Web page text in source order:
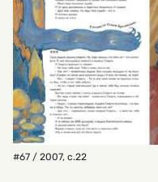
#67 / 2007, с.22